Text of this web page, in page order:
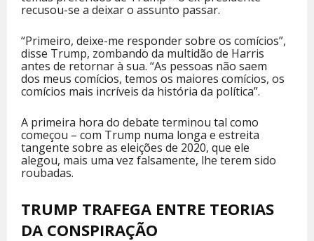
recusou-se a deixar o assunto passar.
“Primeiro, deixe-me responder sobre os comícios”,
disse Trump, zombando da multidão de Harris
antes de retornar à sua. “As pessoas não saem
dos meus comícios, temos os maiores comícios, os
comícios mais incríveis da história da política”.
A primeira hora do debate terminou tal como
começou – com Trump numa longa e estreita
tangente sobre as eleições de 2020, que ele
alegou, mais uma vez falsamente, lhe terem sido
roubadas.
TRUMP TRAFEGA ENTRE TEORIAS
DA CONSPIRAÇÃO